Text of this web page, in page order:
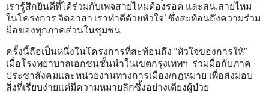
เรารู้สึกยินดีที่ได้ร่วมกับเพจสายไหมต้องรอด และสน.สายไหม
ในโครงการ จิตอาสา เราทำดีด้วยหัวใจ’ ซึ่งสะท้อนถึงความร่วม
มือของทุกภาคส่วนในชุมชน
ครั้งนี้ถือเป็นหนึ่งในโครงการที่สะท้อนถึง “หัวใจของการให้”
เมื่อโรงพยาบาลเอกชนชั้นนำในเขตกรุงเทพฯ ร่วมมือกับภาค
ประชาสังคมและหน่วยงานทางการเมือง/กฎหมาย เพื่อส่งมอบ
สิ่งที่เรียบง่ายแต่มีความหมายลึกซึ้งอย่างเตียงผู้ป่วย